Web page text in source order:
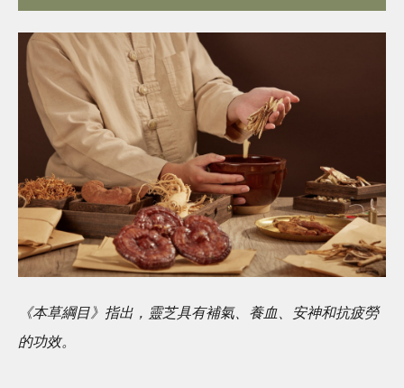
《本草綱目》指出，靈芝具有補氣、養血、安神和抗疲勞
的功效。